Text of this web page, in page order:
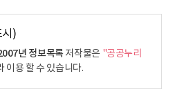
년 정보목록저작물은 "공공누리
이용 할 수 있습니다.